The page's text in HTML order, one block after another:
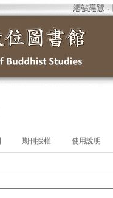
網站導覽 ．
期刊授權 使用說明